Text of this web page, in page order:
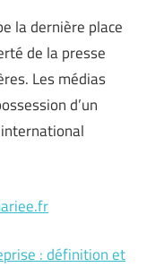
la dernière place
de la presse
Les médias
d’un
: définition et